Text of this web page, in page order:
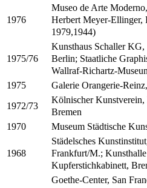
1976
Museo de Arte
Herbert Meyer-Ellinger,
1979,1944)
1975/76
Kunsthaus Schaller
Berlin; Staatliche
Wallraf-Richartz-
1975 Galerie Orangerie-
1972/73
Kölnischer
Bremen
1970 Museum Städtische
1968
Städelsches
Frankfurt/M.;
Kupferstichkabinett,
Goethe-Center, San